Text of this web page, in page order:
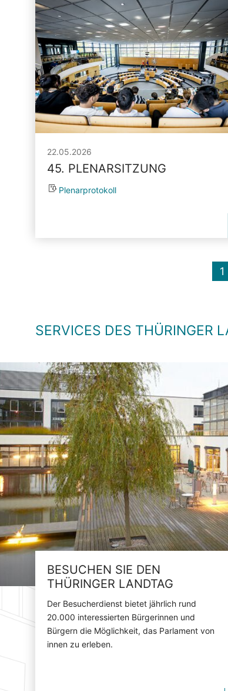
22.05.2026
45. PLENARSITZUNG
Plenarprotokoll
1
SERVICES DES THÜRINGER
BESUCHEN SIE DEN
THÜRINGER LANDTAG
Der Besucherdienst bietet jährlich rund
20.000 interessierten Bürgerinnen und
Bürgern die Möglichkeit, das Parlament von
innen zu erleben.